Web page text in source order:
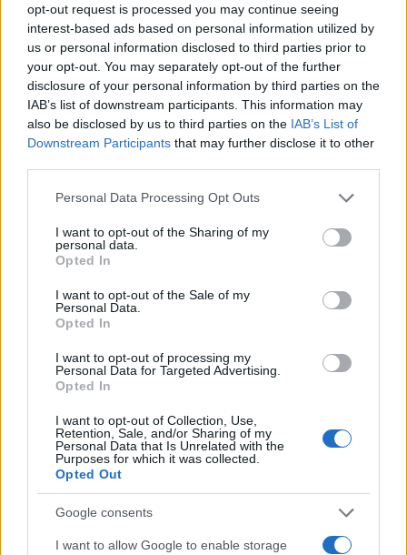
opt-out request is processed you may continue seeing
interest-based ads based on personal information utilized by
us or personal information disclosed to third parties prior to
your opt-out. You may separately opt-out of the further
disclosure of your personal information by third parties on the
IAB’s list of downstream participants. This information may
also be disclosed by us to third parties on the IAB’s List of
Downstream Participants that may further disclose it to other
Please note that this website/app uses one or more Google
not limited to your visit or usage behaviour. You may click to
grant or deny consent to Google and its third-party tags to
use your data for below specified purposes in below Google
consent section.
Personal Data Processing Opt Outs
I want to opt-out of the Sharing of my
personal data.
Opted In
I want to opt-out of the Sale of my
Personal Data.
Opted In
I want to opt-out of processing my
Personal Data for Targeted Advertising.
Opted In
I want to opt-out of Collection, Use,
Retention, Sale, and/or Sharing of my
Personal Data that Is Unrelated with the
Purposes for which it was collected.
Opted Out
Google consents
I want to allow Google to enable storage
Continua a leggere
WEEKEND
Temporali violenti al Nord e bollino rosso per il caldo:
il weekend italiano